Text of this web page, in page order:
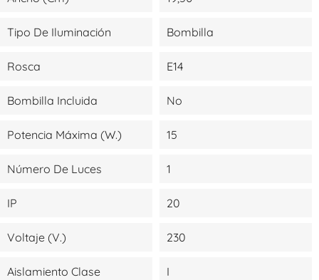
Tipo De Iluminación Bombilla
Rosca E14
Bombilla Incluida No
Potencia Máxima (W.) 15
Número De Luces 1
IP 20
Voltaje (V.) 230
Aislamiento Clase I